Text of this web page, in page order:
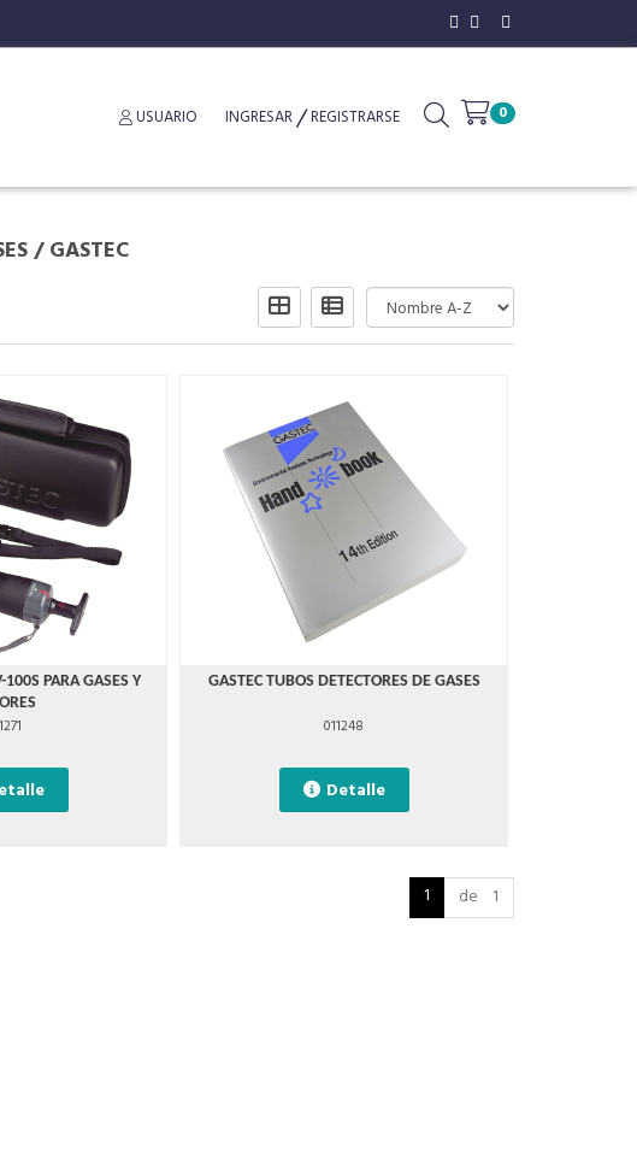
USUARIO INGRESAR REGISTRARSE 0
/GASTEC
PARA GASES Y
GASTEC TUBOS DETECTORES DE GASES
011248
Detalle
1 de 1